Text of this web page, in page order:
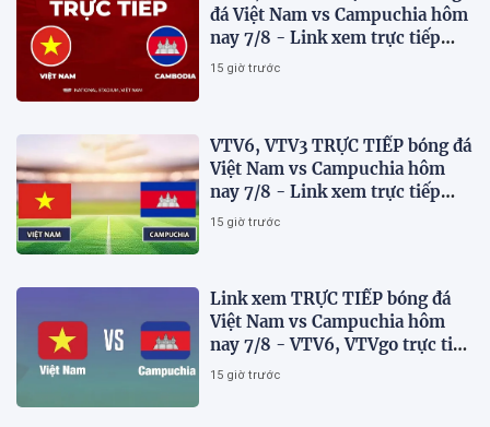
đá Việt Nam vs Campuchia hôm
nay 7/8 - Link xem trực tiếp
AFF Cup 2026 mới nhất
15 giờ trước
VTV6, VTV3 TRỰC TIẾP bóng đá
Việt Nam vs Campuchia hôm
nay 7/8 - Link xem trực tiếp
AFF Cup 2026 mới nhất
15 giờ trước
Link xem TRỰC TIẾP bóng đá
Việt Nam vs Campuchia hôm
nay 7/8 - VTV6, VTVgo trực tiếp
AFF Cup 2026
15 giờ trước